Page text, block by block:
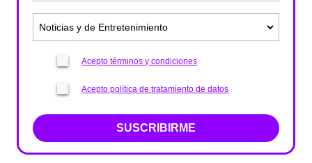
Acepto términos y condiciones
Acepto política de tratamiento de datos
SUSCRIBIRME